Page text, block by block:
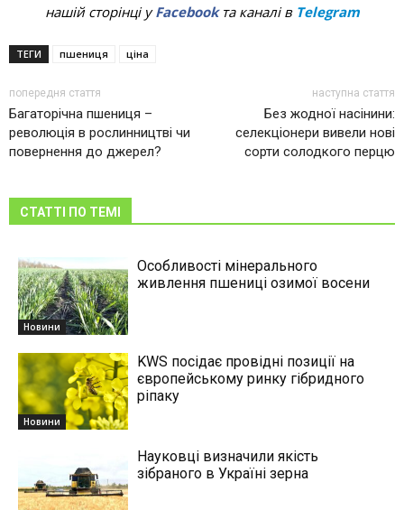
нашій сторінці уFacebookта каналі в Telegram
ТЕГИ пшениця ціна
попередня стаття
Багаторічна пшениця –
революція в рослинництві чи
повернення до джерел?
наступна стаття
Без жодної насінини:
селекціонери вивели нові
сорти солодкого перцю
СТАТТІ ПО ТЕМІ
Новини
Особливості мінерального
живлення пшениці озимої восени
Новини
KWS посідає провідні позиції на
європейському ринку гібридного
ріпаку
Науковці визначили якість
зібраного в Україні зерна